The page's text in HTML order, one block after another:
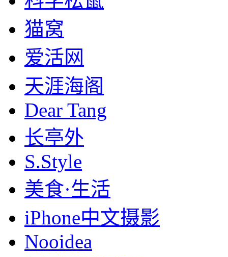
猫窝
爱活网
天涯海阁
Dear Tang
长亭外
S.Style
美食·生活
iPhone中文摄影
Nooidea